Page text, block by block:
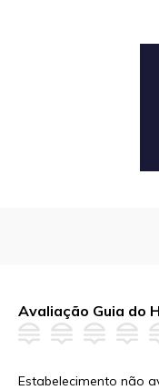
Avaliação Guia do
Estabelecimento não